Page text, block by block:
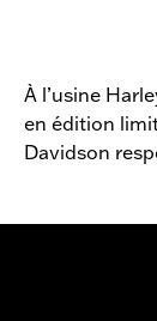
À l’usine
en édition
Davidson